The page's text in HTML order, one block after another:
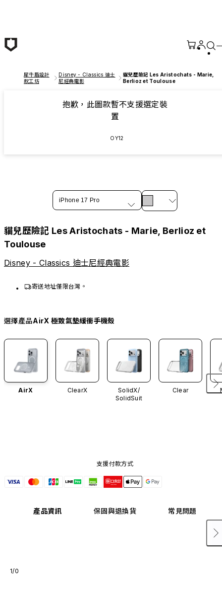
犀牛盾設計
款工坊
Disney - Classics 迪士
尼經典電影
貓兒歷險記 Les Aristochats - Marie,
Berlioz et Toulouse
抱歉，此圖款暫不支援選定裝
置
OY12
iPhone 17 Pro
貓兒歷險記 Les Aristochats - Marie, Berlioz et
Toulouse
Disney - Classics 迪士尼經典電影
寄送地址僅限台灣。
選擇產品AirX 極致氣墊緩衝手機殼
AirX ClearX
SolidX/
SolidSuit
Clear
支援付款方式
產品資訊 保固與退換貨 常見問題
1/0